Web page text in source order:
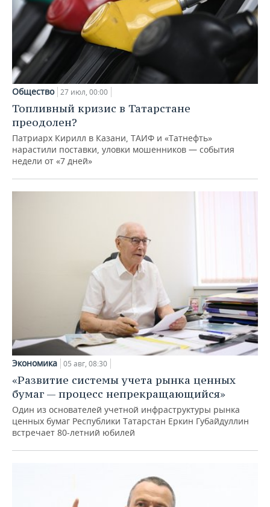
Общество 27 июл, 00:00
Топливный кризис в Татарстане
преодолен?
Патриарх Кирилл в Казани, ТАИФ и «Татнефть»
нарастили поставки, уловки мошенников — события
недели от «7 дней»
Экономика 05 авг, 08:30
«Развитие системы учета рынка ценных
бумаг — процесс непрекращающийся»
Один из основателей учетной инфраструктуры рынка
ценных бумаг Республики Татарстан Еркин Губайдуллин
встречает 80-летний юбилей